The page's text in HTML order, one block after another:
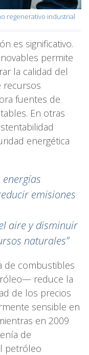
regenerativo industrial
es significativo.
permite
la calidad del
recursos
fuentes de
En otras
energética
emisiones
aire y disminuir
naturales”
de combustibles
reduce la
de los precios
sensible en
en 2009
de
petróleo